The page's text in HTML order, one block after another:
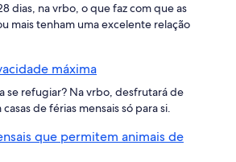
dias, na vrbo, o que faz com que as
mais tenham uma excelente relação
máxima
se refugiar? Na vrbo, desfrutará de
de férias mensais só para si.
que permitem animais de